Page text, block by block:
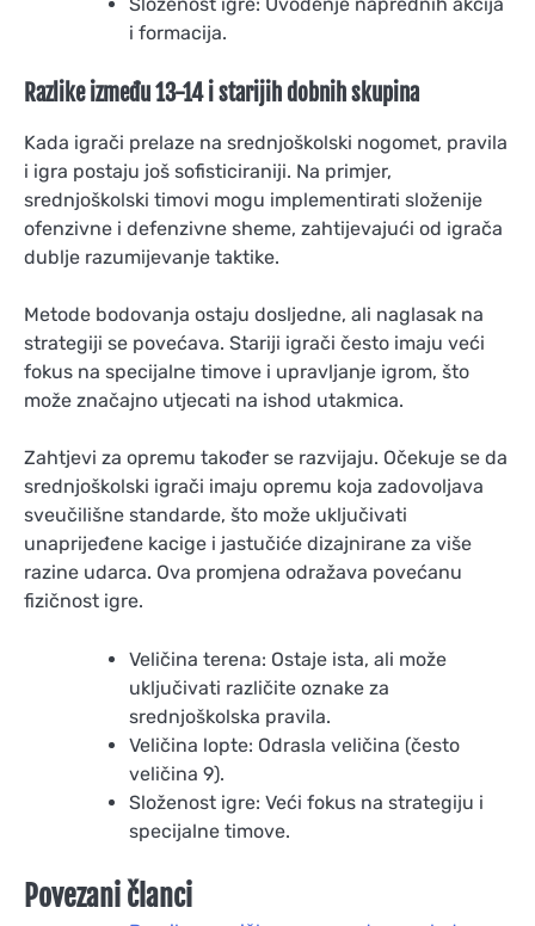
i formacija.
Razlike između 13-14 i starijih dobnih skupina
Kada igrači prelaze na srednjoškolski nogomet, pravila
i igra postaju još sofisticiraniji. Na primjer,
srednjoškolski timovi mogu implementirati složenije
ofenzivne i defenzivne sheme, zahtijevajući od igrača
dublje razumijevanje taktike.
Metode bodovanja ostaju dosljedne, ali naglasak na
strategiji se povećava. Stariji igrači često imaju veći
fokus na specijalne timove i upravljanje igrom, što
može značajno utjecati na ishod utakmica.
Zahtjevi za opremu također se razvijaju. Očekuje se da
srednjoškolski igrači imaju opremu koja zadovoljava
sveučilišne standarde, što može uključivati
unaprijeđene kacige i jastučiće dizajnirane za više
razine udarca. Ova promjena odražava povećanu
fizičnost igre.
Veličina terena: Ostaje ista, ali može
uključivati različite oznake za
srednjoškolska pravila.
Veličina lopte: Odrasla veličina (često
veličina 9).
Složenost igre: Veći fokus na strategiju i
specijalne timove.
Povezani članci